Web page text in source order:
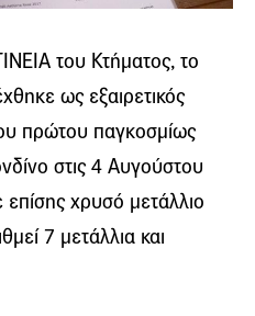
του Κτήματος, το
ως εξαιρετικός
πρώτου παγκοσμίως
στις 4 Αυγούστου
χρυσό μετάλλιο
7 μετάλλια και